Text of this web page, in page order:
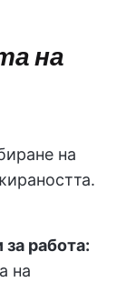
на
на
работа:
на